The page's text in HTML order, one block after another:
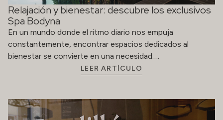
Relajación y bienestar: descubre los exclusivos
Spa Bodyna
En un mundo donde el ritmo diario nos empuja
constantemente, encontrar espacios dedicados al
bienestar se convierte en una necesidad….
LEER ARTÍCULO